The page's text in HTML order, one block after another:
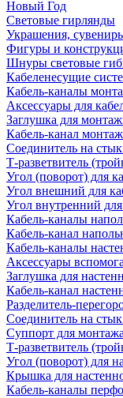
Новый Год
Световые гирлянды
Украшения,
Фигуры и
Шнуры световые
Кабеленесущие
Кабель-каналы
Аксессуары для
Заглушка для
Кабель-канал
Соединитель на стык
Т-разветвитель
Угол (поворот) для
Угол внешний для
Угол внутренний для
Кабель-каналы
Кабель-канал
Кабель-каналы
Аксессуары
Заглушка для
Кабель-канал
Разделитель-
Соединитель на стык
Суппорт для
Т-разветвитель
Угол (поворот) для
Крышка для
Кабель-каналы